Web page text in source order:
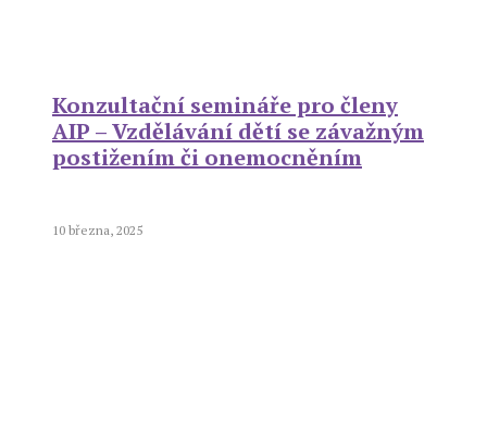
Konzultační semináře pro členy
AIP – Vzdělávání dětí se závažným
postižením či onemocněním
10 března, 2025